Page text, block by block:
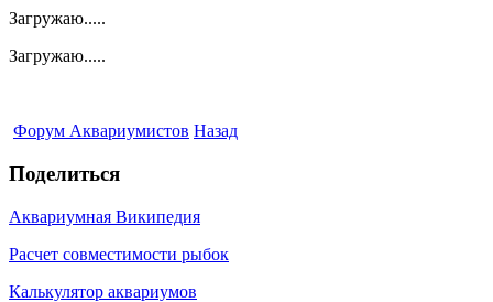
Загружаю.....
Загружаю.....
Форум Аквариумистов Назад
Поделиться
Аквариумная Википедия
Расчет совместимости рыбок
Калькулятор аквариумов